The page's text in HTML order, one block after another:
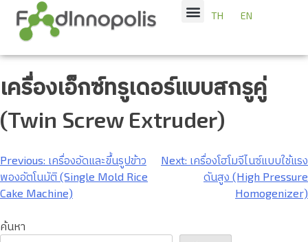
TH EN
เครื่องเอ็กซ์ทรูเดอร์แบบสกรูคู่
(Twin Screw Extruder)
Previous: เครื่องอัดและขึ้นรูปข้าว
พองอัตโนมัติ (Single Mold Rice
Cake Machine)
Next: เครื่องโฮโมจีไนซ์แบบใช้แรง
ดันสูง (High Pressure
Homogenizer)
ค้นหา